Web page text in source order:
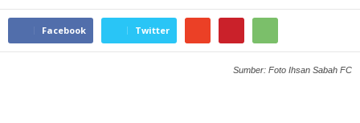
Facebook Twitter
Sumber: Foto Ihsan Sabah FC